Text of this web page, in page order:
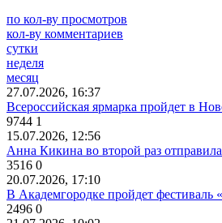
по кол-ву просмотров
кол-ву комментариев
сутки
неделя
месяц
27.07.2026, 16:37
Всероссийская ярмарка пройдет в
9744 1
15.07.2026, 12:56
Анна Кикина во второй раз
3516 0
20.07.2026, 17:10
В Академгородке пройдет
2496 0